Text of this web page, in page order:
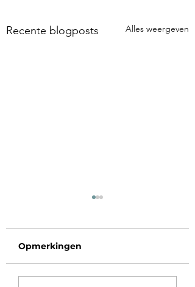
Recente blogposts Alles weergeven
Opmerkingen